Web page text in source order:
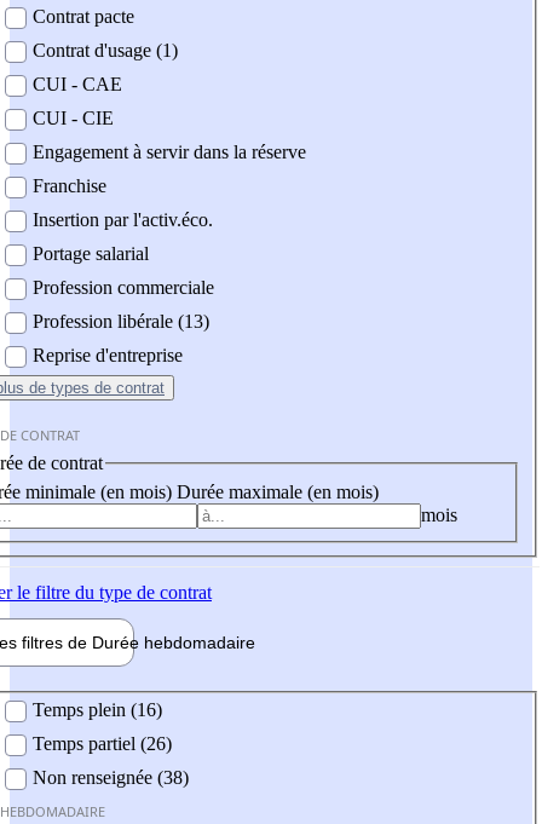
Contrat pacte
Contrat d'usage (1)
CUI - CAE
CUI - CIE
Engagement à servir dans la réserve
Franchise
Insertion par l'activ.éco.
Portage salarial
Profession commerciale
Profession libérale (13)
Reprise d'entreprise
de types de contrat
CONTRAT
de contrat
minimale (en mois) Durée maximale (en mois)
mois
le filtre du type de contrat
filtres de Durée hebdomadaire
Temps plein (16)
Temps partiel (26)
Non renseignée (38)